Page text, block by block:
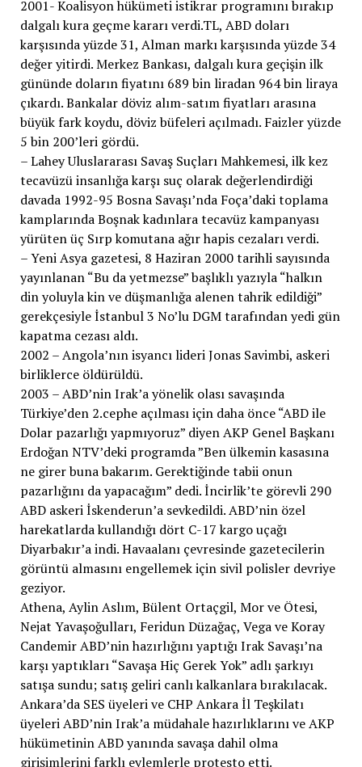
2001- Koalisyon hükümeti istikrar programını bırakıp
dalgalı kura geçme kararı verdi.TL, ABD doları
karşısında yüzde 31, Alman markı karşısında yüzde 34
değer yitirdi. Merkez Bankası, dalgalı kura geçişin ilk
gününde doların fiyatını 689 bin liradan 964 bin liraya
çıkardı. Bankalar döviz alım-satım fiyatları arasına
büyük fark koydu, döviz büfeleri açılmadı. Faizler yüzde
5 bin 200’leri gördü.
– Lahey Uluslararası Savaş Suçları Mahkemesi, ilk kez
tecavüzü insanlığa karşı suç olarak değerlendirdiği
davada 1992-95 Bosna Savaşı’nda Foça’daki toplama
kamplarında Boşnak kadınlara tecavüz kampanyası
yürüten üç Sırp komutana ağır hapis cezaları verdi.
– Yeni Asya gazetesi, 8 Haziran 2000 tarihli sayısında
yayınlanan “Bu da yetmezse” başlıklı yazıyla “halkın
din yoluyla kin ve düşmanlığa alenen tahrik edildiği”
gerekçesiyle İstanbul 3 No’lu DGM tarafından yedi gün
kapatma cezası aldı.
2002 – Angola’nın isyancı lideri Jonas Savimbi, askeri
birliklerce öldürüldü.
2003 – ABD’nin Irak’a yönelik olası savaşında
Türkiye’den 2.cephe açılması için daha önce “ABD ile
Dolar pazarlığı yapmıyoruz” diyen AKP Genel Başkanı
Erdoğan NTV’deki programda ”Ben ülkemin kasasına
ne girer buna bakarım. Gerektiğinde tabii onun
pazarlığını da yapacağım” dedi. İncirlik’te görevli 290
ABD askeri İskenderun’a sevkedildi. ABD’nin özel
harekatlarda kullandığı dört C-17 kargo uçağı
Diyarbakır’a indi. Havaalanı çevresinde gazetecilerin
görüntü almasını engellemek için sivil polisler devriye
geziyor.
Athena, Aylin Aslım, Bülent Ortaçgil, Mor ve Ötesi,
Nejat Yavaşoğulları, Feridun Düzağaç, Vega ve Koray
Candemir ABD’nin hazırlığını yaptığı Irak Savaşı’na
karşı yaptıkları “Savaşa Hiç Gerek Yok” adlı şarkıyı
satışa sundu; satış geliri canlı kalkanlara bırakılacak.
Ankara’da SES üyeleri ve CHP Ankara İl Teşkilatı
üyeleri ABD’nin Irak’a müdahale hazırlıklarını ve AKP
hükümetinin ABD yanında savaşa dahil olma
girişimlerini farklı eylemlerle protesto etti.